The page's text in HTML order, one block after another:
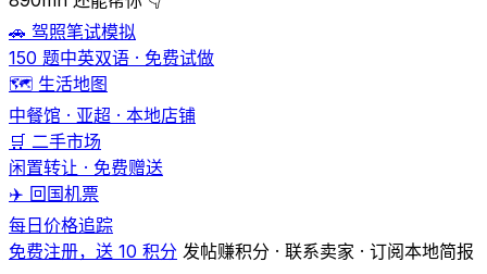
🚗 驾照笔试模拟
150 题中英双语 · 免费试做
🗺️ 生活地图
中餐馆 · 亚超 · 本地店铺
🛒 二手市场
闲置转让 · 免费赠送
✈️ 回国机票
每日价格追踪
免费注册，送 10 积分 发帖赚积分 · 联系卖家 · 订阅本地简报